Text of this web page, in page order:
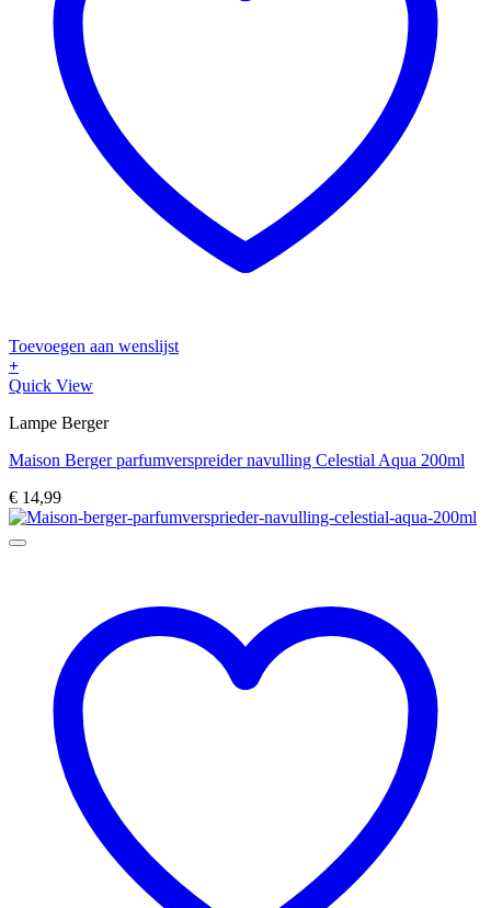
Toevoegen aan wenslijst
+
Quick View
Lampe Berger
Maison Berger parfumverspreider navulling Celestial Aqua 200ml
€ 14,99